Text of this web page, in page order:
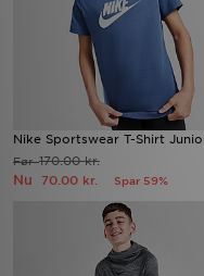
Nike Sportswear T-Shirt
Før170.00 kr.
Nu 70.00 kr. Spar 59%